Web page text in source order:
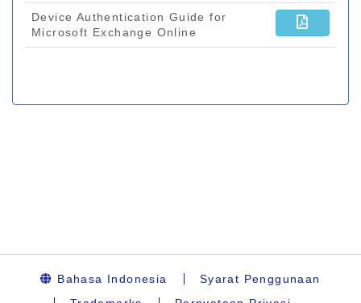
Bahasa Indonesia
Syarat Penggunaan